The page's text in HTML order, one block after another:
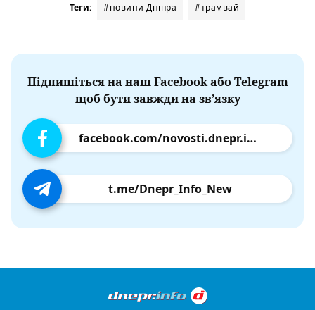
Теги: #новини Дніпра #трамвай
Підпишіться на наш Facebook або Telegram
щоб бути завжди на зв’язку
facebook.com/novosti.dnepr.info
t.me/Dnepr_Info_New